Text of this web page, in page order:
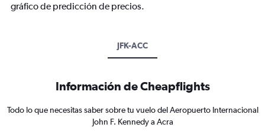
gráfico de predicción de precios.
JFK-ACC
Información de Cheapflights
Todo lo que necesitas saber sobre tu vuelo del Aeropuerto Internacional
John F. Kennedy a Acra